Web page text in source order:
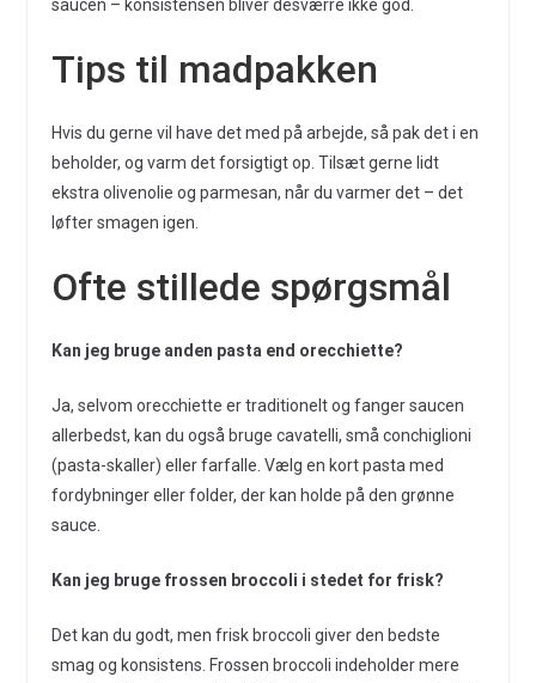
saucen – konsistensen bliver desværre ikke god.
Tips til madpakken
Hvis du gerne vil have det med på arbejde, så pak det i en
beholder, og varm det forsigtigt op. Tilsæt gerne lidt
ekstra olivenolie og parmesan, når du varmer det – det
løfter smagen igen.
Ofte stillede spørgsmål
Kan jeg bruge anden pasta end orecchiette?
Ja, selvom orecchiette er traditionelt og fanger saucen
allerbedst, kan du også bruge cavatelli, små conchiglioni
(pasta-skaller) eller farfalle. Vælg en kort pasta med
fordybninger eller folder, der kan holde på den grønne
sauce.
Kan jeg bruge frossen broccoli i stedet for frisk?
Det kan du godt, men frisk broccoli giver den bedste
smag og konsistens. Frossen broccoli indeholder mere